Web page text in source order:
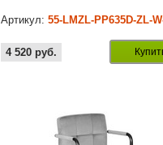
Артикул:55-LMZL-PP635D-ZL-
4 520 руб.